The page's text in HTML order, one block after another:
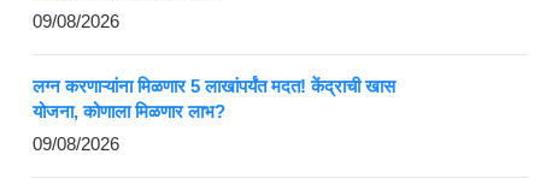
09/08/2026
लग्न करणाऱ्यांना मिळणार 5 लाखांपर्यंत मदत! केंद्राची खास
योजना, कोणाला मिळणार लाभ?
09/08/2026